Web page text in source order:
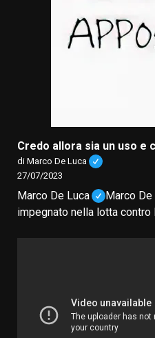
Credo allora sia un uso e
di Marco De Luca
27/07/2023
Marco De Luca
Marco
impegnato nella lotta